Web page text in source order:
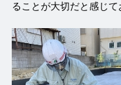
ることが大切だと感じ